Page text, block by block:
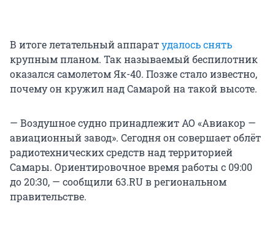
В итоге летательный аппаратудалось снять
крупным планом. Так называемый беспилотник
оказался самолетом Як-40. Позже стало известно,
почему он кружил над Самарой на такой высоте.
— Воздушное судно принадлежит АО «Авиакор —
авиационный завод». Сегодня он совершает облёт
радиотехнических средств над территорией
Самары. Ориентировочное время работы с 09:00
до 20:30, — сообщили 63.RU в региональном
правительстве.